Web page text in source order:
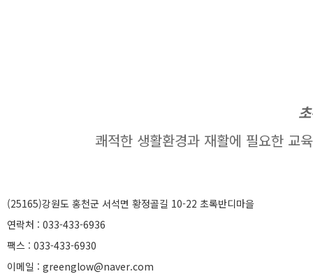
쾌적한 생활환경과 재활에 필요한 교
(25165)강원도 홍천군 서석면 황정골길 10-22 초록반디마을
연락처 : 033-433-6936
팩스 : 033-433-6930
이메일 : greenglow@naver.com